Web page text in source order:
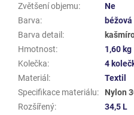
Zvětšení objemu:
Ne
Barva:
béžová
Barva detail :
Hmotnost:
1,60 kg
Kolečka:
4
Materiál :
Textil
Specifikace materiálu:
Nylon
Rozšířený:
34,5 L